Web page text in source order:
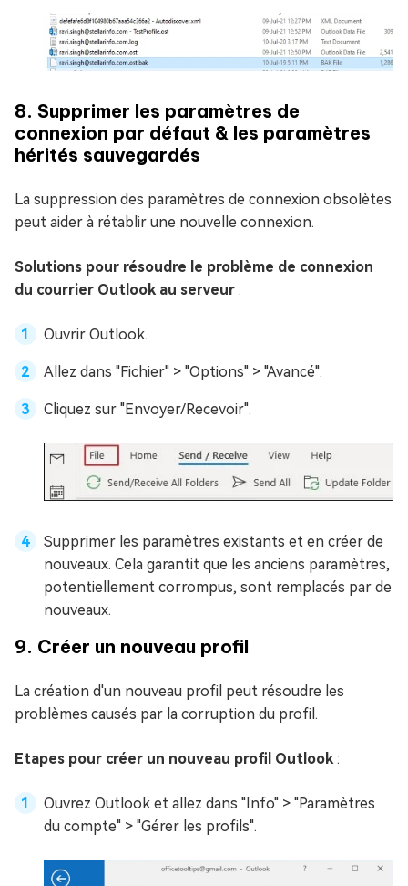
8. Supprimer les paramètres de
connexion par défaut & les paramètres
hérités sauvegardés
La suppression des paramètres de connexion obsolètes
peut aider à rétablir une nouvelle connexion.
Solutions pour résoudre le problème de connexion
du courrier Outlook au serveur :
Ouvrir Outlook.
Allez dans "Fichier" > "Options" > "Avancé".
Cliquez sur "Envoyer/Recevoir".
Supprimer les paramètres existants et en créer de
nouveaux. Cela garantit que les anciens paramètres,
potentiellement corrompus, sont remplacés par de
nouveaux.
9. Créer un nouveau profil
La création d'un nouveau profil peut résoudre les
problèmes causés par la corruption du profil.
Etapes pour créer un nouveau profil Outlook :
Ouvrez Outlook et allez dans "Info" > "Paramètres
du compte" > "Gérer les profils".